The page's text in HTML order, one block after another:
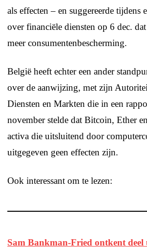
als effecten – en suggereerde tijdens
over financiële diensten op 6 dec.
meer consumentenbescherming.
België heeft echter een ander
over de aanwijzing, met zijn
Diensten en Markten die in een
november stelde dat Bitcoin, Ether
activa die uitsluitend door
uitgegeven geen effecten zijn.
Ook interessant om te lezen:
Sam Bankman-Fried ontkent deel